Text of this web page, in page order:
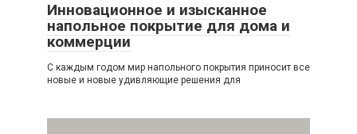
Инновационное и изысканное
напольное покрытие для дома и
коммерции
С каждым годом мир напольного покрытия приносит все
новые и новые удивляющие решения для